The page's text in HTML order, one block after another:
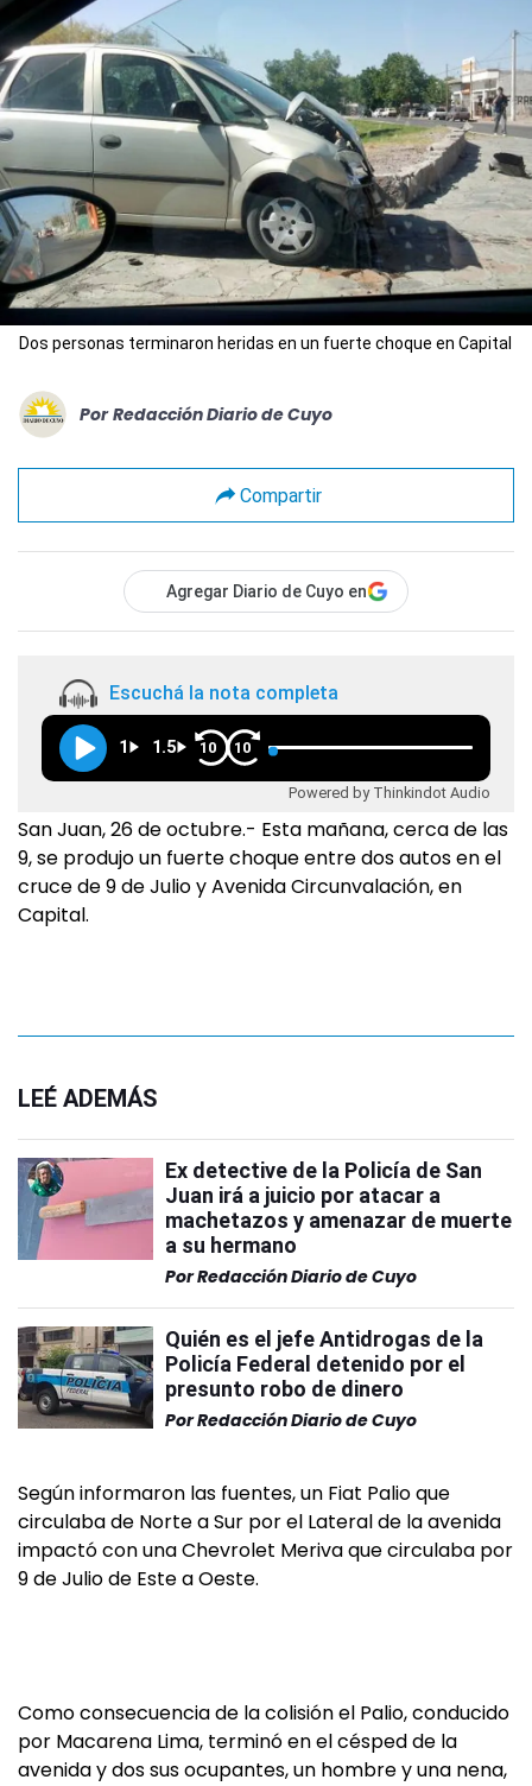
Dos personas terminaron heridas en un fuerte choque en Capital
Por Redacción Diario de Cuyo
Compartir
Agregar Diario de Cuyo en
Escuchá la nota completa
1 1.5 10 10
Powered by Thinkindot Audio
San Juan, 26 de octubre.- Esta mañana, cerca de las
9, se produjo un fuerte choque entre dos autos en el
cruce de 9 de Julio y Avenida Circunvalación, en
Capital.
LEÉ ADEMÁS
Ex detective de la Policía de San
Juan irá a juicio por atacar a
machetazos y amenazar de muerte
a su hermano
PorRedacción Diario de Cuyo
Quién es el jefe Antidrogas de la
Policía Federal detenido por el
presunto robo de dinero
PorRedacción Diario de Cuyo
Según informaron las fuentes, un Fiat Palio que
circulaba de Norte a Sur por el Lateral de la avenida
impactó con una Chevrolet Meriva que circulaba por
9 de Julio de Este a Oeste.
Como consecuencia de la colisión el Palio, conducido
por Macarena Lima, terminó en el césped de la
avenida y dos sus ocupantes, un hombre y una nena,